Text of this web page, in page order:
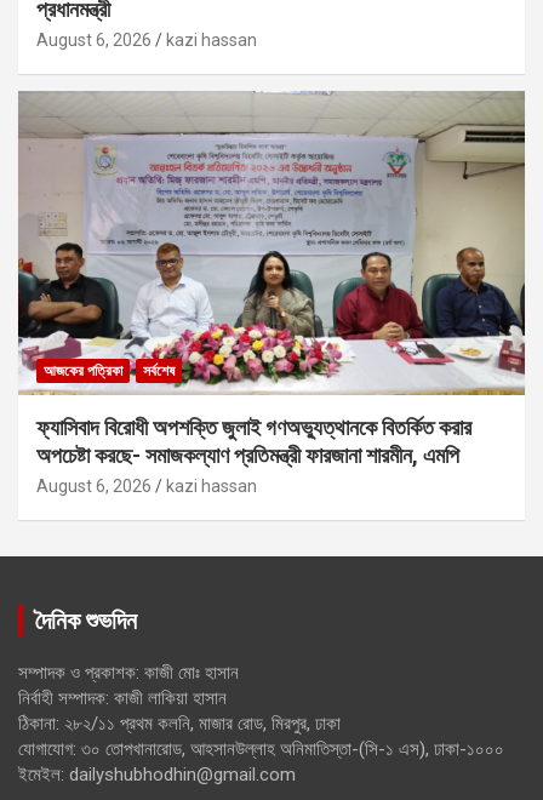
প্রধানমন্ত্রী
August 6, 2026 kazi hassan
আজকের পত্রিকা সর্বশেষ
ফ্যাসিবাদ বিরোধী অপশক্তি জুলাই গণঅভ্যুত্থানকে বিতর্কিত করার
অপচেষ্টা করছে- সমাজকল্যাণ প্রতিমন্ত্রী ফারজানা শারমীন, এমপি
August 6, 2026 kazi hassan
দৈনিক শুভদিন
সম্পাদক ও প্রকাশক: কাজী মোঃ হাসান
নির্বাহী সম্পাদক: কাজী লাকিয়া হাসান
ঠিকানা: ২৮২/১১ প্রথম কলনি, মাজার রোড, মিরপুর, ঢাকা
যোগাযোগ: ৩০ তোপখানারোড, আহসানউল্লাহ অনিমাতিস্তা-(সি-১ এস), ঢাকা-১০০০
ইমেইল: dailyshubhodhin@gmail.com